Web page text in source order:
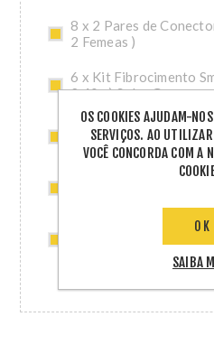
8 x 2 Pares de
2 Femeas )
6 x Kit Fibrocimento
2,40m) Solar Group
6 x Acessorio
Solar Group
1 x Cabo 1x6mm2
1 x Cabo 1x6mm2
Pc Bobina 200m
OS COOKIES AJUDAM-
SERVIÇOS. AO
VOCÊ CONCORDA COM A
OK
SAIBA